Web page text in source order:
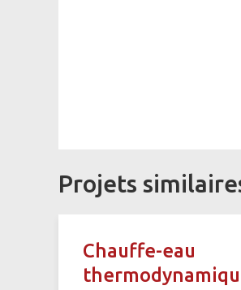
Projets
Chauffe-eau